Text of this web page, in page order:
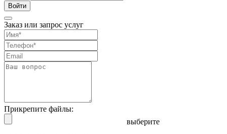
Войти
Заказ или запрос услуг
Прикрепите файлы:
выберите